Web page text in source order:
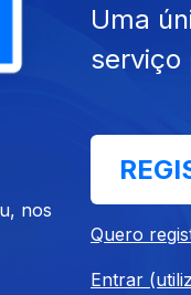
nos
Uma
serviço
Quero
Entrar